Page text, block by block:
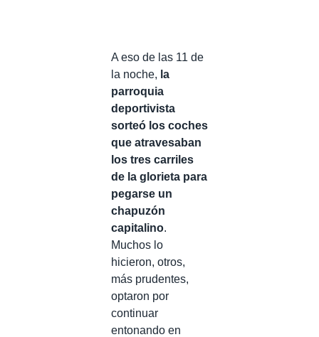
A eso de las 11 de
la noche, la
parroquia
deportivista
sorteó los coches
que atravesaban
los tres carriles
de la glorieta para
pegarse un
chapuzón
capitalino.
Muchos lo
hicieron, otros,
más prudentes,
optaron por
continuar
entonando en